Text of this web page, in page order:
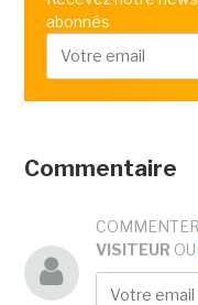
abonnés
Commentaire
VISITEUR OU